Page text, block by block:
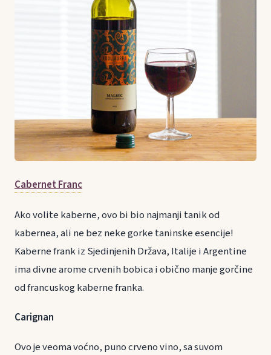
Cabernet Franc
Ako volite kaberne, ovo bi bio najmanji tanik od
kabernea, ali ne bez neke gorke taninske esencije!
Kaberne frank iz Sjedinjenih Država, Italije i Argentine
ima divne arome crvenih bobica i obično manje gorčine
od francuskog kaberne franka.
Carignan
Ovo je veoma voćno, puno crveno vino, sa suvom